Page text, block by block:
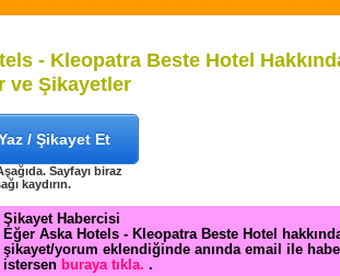
- Kleopatra Beste Hotel
ve Şikayetler
/ Şikayet Et
Sayfayı biraz
kaydırın.
Şikayet Habercisi
Eğer Aska Hotels - Kleopatra Beste Hotel
şikayet/yorum eklendiğinde anında email ile
istersen buraya tıkla. .